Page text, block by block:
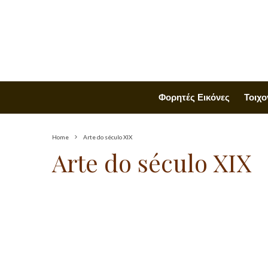
Φορητές Εικόνες
Home Arte do século XIX
Arte do século XIX